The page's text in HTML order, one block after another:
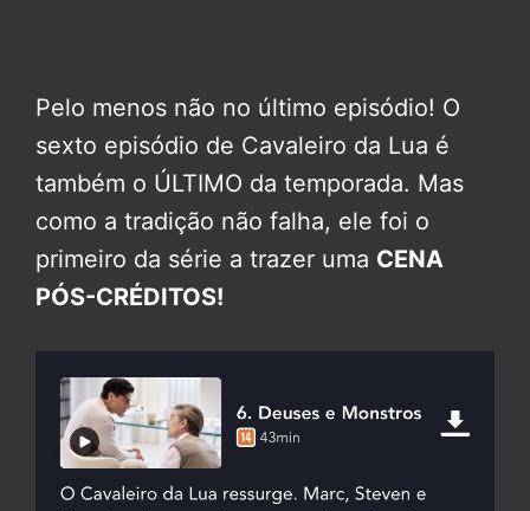
Pelo menos não no último episódio! O
sexto episódio de Cavaleiro da Lua é
também o ÚLTIMO da temporada. Mas
como a tradição não falha, ele foi o
primeiro da série a trazer uma CENA
PÓS-CRÉDITOS!